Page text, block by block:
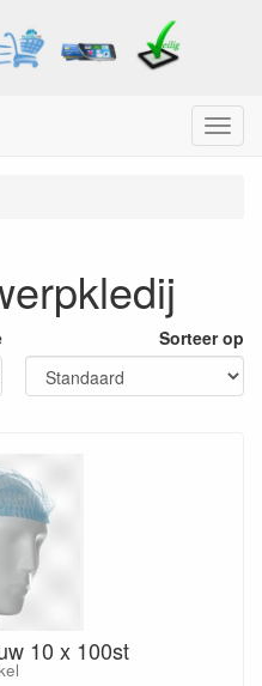
Menu
Sorteer op
10 x 100st